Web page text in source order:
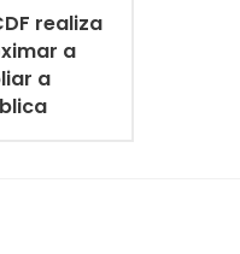
realiza
a
a